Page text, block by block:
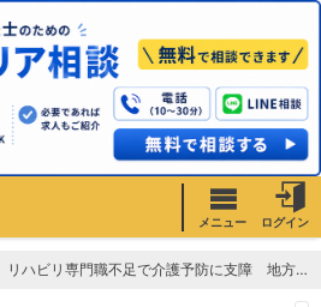
メニュー ログイン
リハビリ専門職不足で介護予防に支障 地方の総合事業運営に課題